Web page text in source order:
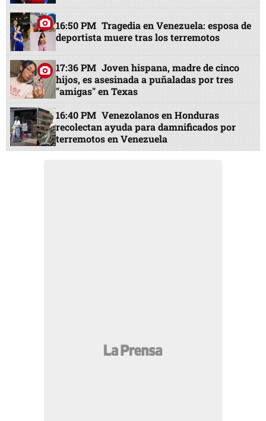
16:50 PM Tragedia en Venezuela: esposa de
deportista muere tras los terremotos
17:36 PM Joven hispana, madre de cinco
hijos, es asesinada a puñaladas por tres
"amigas" en Texas
16:40 PM Venezolanos en Honduras
recolectan ayuda para damnificados por
terremotos en Venezuela